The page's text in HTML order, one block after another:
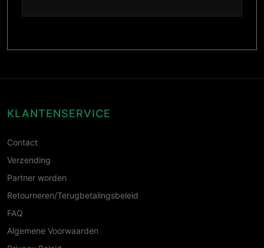
KLANTENSERVICE
Contact
Verzending
Partner worden
Retourneren/Terugbetalingsbeleid
FAQ
Algemene Voorwaarden